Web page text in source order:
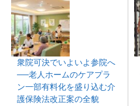
衆院可決でいよいよ参院へ
──老人ホームのケアプラ
ン一部有料化を盛り込む介
護保険法改正案の全貌